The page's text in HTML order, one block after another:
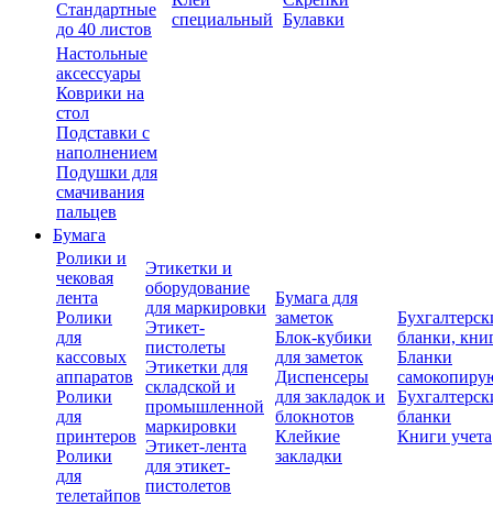
Стандартные
до 40 листов
специальный Булавки
Настольные
аксессуары
Коврики на
стол
Подставки с
наполнением
Подушки для
смачивания
пальцев
Бумага
Ролики и
чековая
лента
Ролики
для
кассовых
аппаратов
Ролики
для
принтеров
Ролики
для
телетайпов
Этикетки и
оборудование
для маркировки
Этикет-
пистолеты
Этикетки для
складской и
промышленной
маркировки
Этикет-лента
для этикет-
пистолетов
Бумага для
заметок
Блок-кубики
для заметок
Диспенсеры
для закладок и
блокнотов
Клейкие
закладки
бланки,
Бланки
бланки
Книги учета